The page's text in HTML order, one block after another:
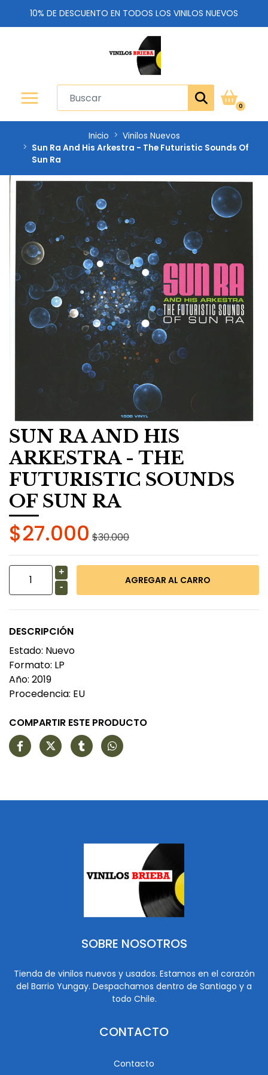
10% DE DESCUENTO EN TODOS LOS VINILOS NUEVOS
0
Inicio
Vinilos Nuevos
Sun Ra And His Arkestra - The Futuristic Sounds Of
Sun Ra
SUN RA AND HIS
ARKESTRA - THE
FUTURISTIC SOUNDS
OF SUN RA
$27.000 $30.000
+
-
DESCRIPCIÓN
Estado: Nuevo
Formato: LP
Año: 2019
Procedencia: EU
COMPARTIR ESTE PRODUCTO
SOBRE NOSOTROS
Tienda de vinilos nuevos y usados. Estamos en el corazón
del Barrio Yungay. Despachamos dentro de Santiago y a
todo Chile.
CONTACTO
Contacto